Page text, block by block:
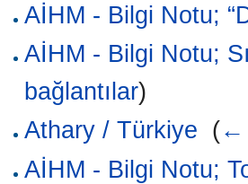
AİHM - Bilgi Notu;
AİHM - Bilgi Notu;
bağlantılar)
Athary / Türkiye (←
AİHM - Bilgi Notu;